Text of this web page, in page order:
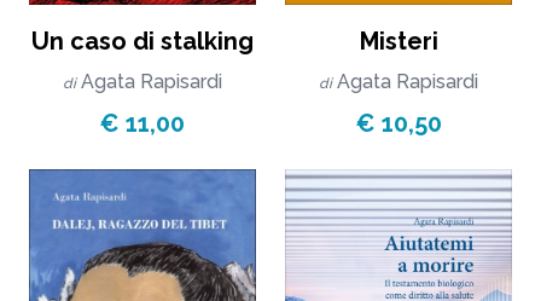
Un caso di stalking
di Agata Rapisardi
€ 11,00
Misteri
di Agata Rapisardi
€ 10,50